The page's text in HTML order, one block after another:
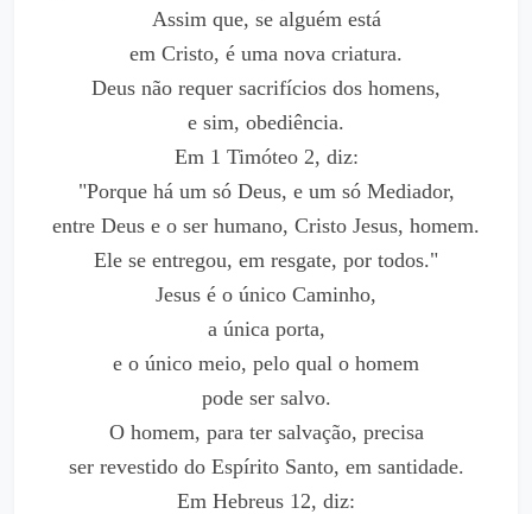
Assim que, se alguém está
em Cristo, é uma nova criatura.
Deus não requer sacrifícios dos homens,
e sim, obediência.
Em 1 Timóteo 2, diz:
"Porque há um só Deus, e um só Mediador,
entre Deus e o ser humano, Cristo Jesus, homem.
Ele se entregou, em resgate, por todos."
Jesus é o único Caminho,
a única porta,
e o único meio, pelo qual o homem
pode ser salvo.
O homem, para ter salvação, precisa
ser revestido do Espírito Santo, em santidade.
Em Hebreus 12, diz: